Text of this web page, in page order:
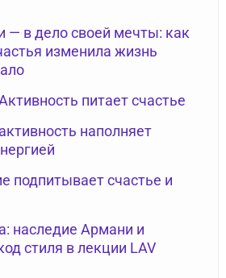
— в дело своей мечты: как
изменила жизнь
питает счастье
наполняет
подпитывает счастье и
наследие Армани и
стиля в лекции LAV